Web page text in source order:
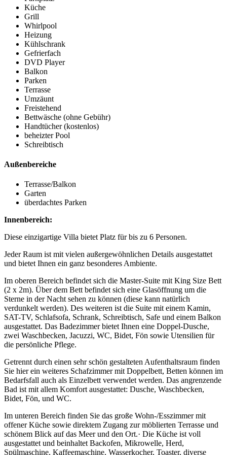
Küche
Grill
Whirlpool
Heizung
Kühlschrank
Gefrierfach
DVD Player
Balkon
Parken
Terrasse
Umzäunt
Freistehend
Bettwäsche (ohne Gebühr)
Handtücher (kostenlos)
beheizter Pool
Schreibtisch
Außenbereiche
Terrasse/Balkon
Garten
überdachtes Parken
Innenbereich:
Diese einzigartige Villa bietet Platz für bis zu 6 Personen.
Jeder Raum ist mit vielen außergewöhnlichen Details ausgestattet
und bietet Ihnen ein ganz besonderes Ambiente.
Im oberen Bereich befindet sich die Master-Suite mit King Size Bett
(2 x 2m). Über dem Bett befindet sich eine Glasöffnung um die
Sterne in der Nacht sehen zu können (diese kann natürlich
verdunkelt werden). Des weiteren ist die Suite mit einem Kamin,
SAT-TV, Schlafsofa, Schrank, Schreibtisch, Safe und einem Balkon
ausgestattet. Das Badezimmer bietet Ihnen eine Doppel-Dusche,
zwei Waschbecken, Jacuzzi, WC, Bidet, Fön sowie Utensilien für
die persönliche Pflege.
Getrennt durch einen sehr schön gestalteten Aufenthaltsraum finden
Sie hier ein weiteres Schafzimmer mit Doppelbett, Betten können im
Bedarfsfall auch als Einzelbett verwendet werden. Das angrenzende
Bad ist mit allem Komfort ausgestattet: Dusche, Waschbecken,
Bidet, Fön, und WC.
Im unteren Bereich finden Sie das große Wohn-/Esszimmer mit
offener Küche sowie direktem Zugang zur möblierten Terrasse und
schönem Blick auf das Meer und den Ort.· Die Küche ist voll
ausgestattet und beinhaltet Backofen, Mikrowelle, Herd,
Spülmaschine, Kaffeemaschine, Wasserkocher, Toaster, diverse